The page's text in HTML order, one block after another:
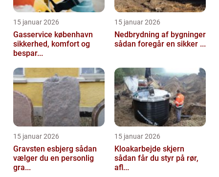
15 januar 2026
Gasservice københavn
sikkerhed, komfort og
bespar...
15 januar 2026
Nedbrydning af bygninger
sådan foregår en sikker ...
15 januar 2026
Gravsten esbjerg sådan
vælger du en personlig
gra...
15 januar 2026
Kloakarbejde skjern
sådan får du styr på rør,
afl...